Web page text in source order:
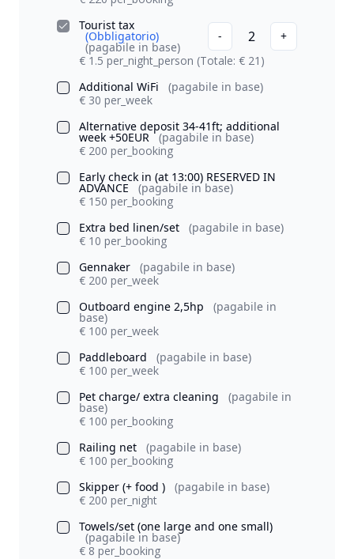
Tourist tax
(Obbligatorio)
(pagabile in base)
- 2
+
€ 1.5 per_night_person (Totale: € 21)
Additional WiFi
(pagabile in base)
€ 30 per_week
Alternative deposit 34-41ft; additional
week +50EUR
(pagabile in base)
€ 200 per_booking
Early check in (at 13:00) RESERVED IN
ADVANCE
(pagabile in base)
€ 150 per_booking
Extra bed linen/set
(pagabile in base)
€ 10 per_booking
Gennaker
(pagabile in base)
€ 200 per_week
Outboard engine 2,5hp
(pagabile in
base)
€ 100 per_week
Paddleboard
(pagabile in base)
€ 100 per_week
Pet charge/ extra cleaning
(pagabile in
base)
€ 100 per_booking
Railing net
(pagabile in base)
€ 100 per_booking
Skipper (+ food )
(pagabile in base)
€ 200 per_night
Towels/set (one large and one small)
(pagabile in base)
€ 8 per_booking